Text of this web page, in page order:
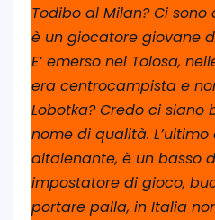
Todibo al Milan? Ci
è un giocatore giovane
E’ emerso nel Tolosa,
era centrocampista e
Lobotka? Credo ci siano
nome di qualità. L’ultimo
altalenante, è un basso
impostatore di gioco,
portare palla, in Italia